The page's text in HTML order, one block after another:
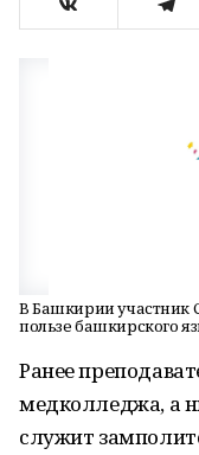
В Башкирии участник
пользе башкирского
Ранее
медколледжа, а
служит